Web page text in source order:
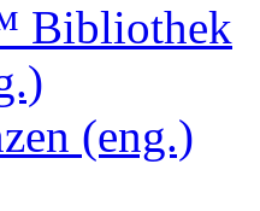
Bibliothek
(eng.)